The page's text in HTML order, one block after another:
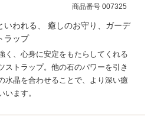
商品番号 007325
いわれる、 癒しのお守り、ガーデ
ラップ
く、心身に安定をもたらしてくれる
ストラップ。他の石のパワーを引き
水晶を合わせることで、より深い癒
います。